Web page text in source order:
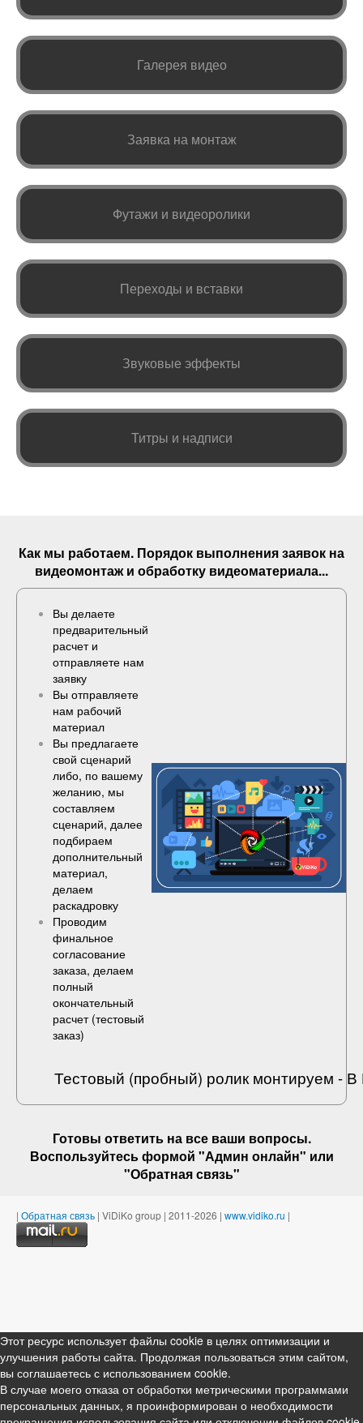
Галерея видео
Заявка на монтаж
Футажи и видеоролики
Переходы и вставки
Звуковые эффекты
Титры и надписи
Как мы работаем. Порядок выполнениязаявок на
видеомонтаж и обработку видеоматериала...
Вы делаете
предварительный
расчет и
отправляете нам
заявку
Вы отправляете
нам рабочий
материал
Вы предлагаете
свой сценарий
либо, по вашему
желанию, мы
составляем
сценарий, далее
подбираем
дополнительный
материал,
делаем
раскадровку
Проводим
финальное
согласование
заказа, делаем
полный
окончательный
расчет (тестовый
заказ)
Тестовый (пробный) ролик монтируем -
Готовы ответить на все ваши вопросы.
Воспользуйтесь формой "Админ онлайн" или
"Обратная связь"
| Обратная связь | ViDiKo group | 2011-2026 | www.vidiko.ru |
Этот ресурс использует файлы cookie в целях оптимизации и
улучшения работы сайта. Продолжая пользоваться этим сайтом,
вы соглашаетесь с использованием cookie.
В случае моего отказа от обработки метрическими программами
персональных данных, я проинформирован о необходимости